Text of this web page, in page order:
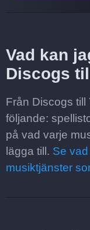
Vad kan
Discogs
Från Discogs
följande:
på vad varje
lägga till. Se
musiktjänster